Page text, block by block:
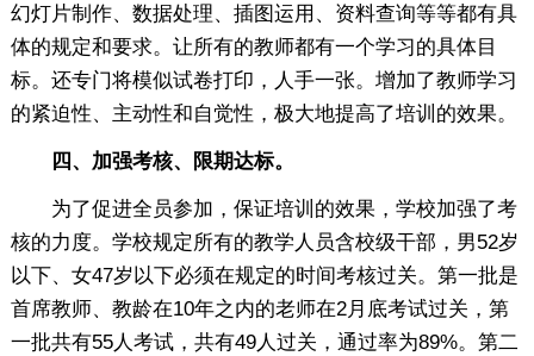
幻灯片制作、数据处理、插图运用、资料查询等等都有具
体的规定和要求。让所有的教师都有一个学习的具体目
标。还专门将模似试卷打印，人手一张。增加了教师学习
的紧迫性、主动性和自觉性，极大地提高了培训的效果。
四、加强考核、限期达标。
为了促进全员参加，保证培训的效果，学校加强了考
核的力度。学校规定所有的教学人员含校级干部，男52岁
以下、女47岁以下必须在规定的时间考核过关。第一批是
首席教师、教龄在10年之内的老师在2月底考试过关，第
一批共有55人考试，共有49人过关，通过率为89%。第二